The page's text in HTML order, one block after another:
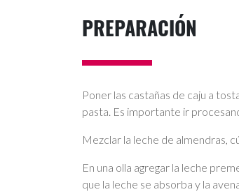
PREPARACIÓN
Poner las castañas de caju a
pasta. Es importante ir
Mezclar la leche de almendras,
En una olla agregar la leche
que la leche se absorba y la